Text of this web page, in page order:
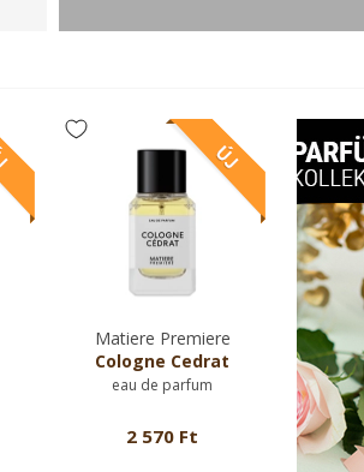
Matiere Premiere
Cologne Cedrat
eau de parfum
2 570 Ft